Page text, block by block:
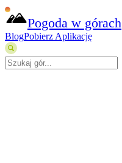
Pogoda w górach
BlogPobierz Aplikację